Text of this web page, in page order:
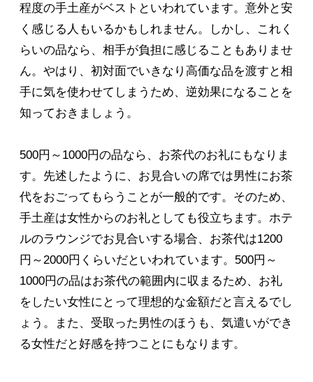
程度の手土産がベストといわれています。意外と安
く感じる人もいるかもしれません。しかし、これく
らいの品なら、相手が負担に感じることもありませ
ん。やはり、初対面でいきなり高価な品を渡すと相
手に気を使わせてしまうため、逆効果になることを
知っておきましょう。
500円～1000円の品なら、お茶代のお礼にもなりま
す。先述したように、お見合いの席では男性にお茶
代をおごってもらうことが一般的です。そのため、
手土産は女性からのお礼としても役立ちます。ホテ
ルのラウンジでお見合いする場合、お茶代は1200
円～2000円くらいだといわれています。500円～
1000円の品はお茶代の範囲内に収まるため、お礼
をしたい女性にとって理想的な金額だと言えるでし
ょう。また、受取った男性のほうも、気遣いができ
る女性だと好感を持つことにもなります。